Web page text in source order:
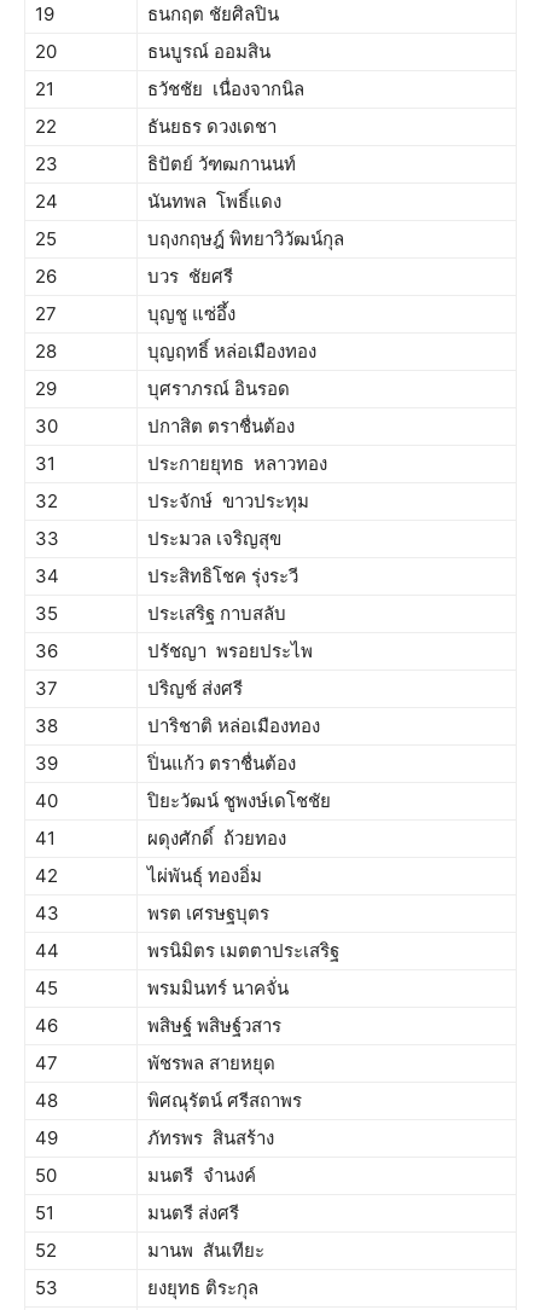
19
ธนกฤต ชัยศิลปิน
20
ธนบูรณ์ ออมสิน
21
ธวัชชัย เนื่องจากนิล
22
ธันยธร ดวงเดชา
23
ธิปัตย์ วัฑฒกานนท์
24
นันทพล โพธิ์แดง
25
บฤงกฤษฎ์ พิทยาวิวัฒน์กุล
26
บวร ชัยศรี
27
บุญชู แซ่อึ้ง
28
บุญฤทธิ์ หล่อเมืองทอง
29
บุศราภรณ์ อินรอด
30
ปกาสิต ตราชื่นต้อง
31
ประกายยุทธ หลาวทอง
32
ประจักษ์ ขาวประทุม
33
ประมวล เจริญสุข
34
ประสิทธิโชค​ รุ่ง​ระ​วี​
35
ประเสริฐ กาบสลับ
36
ปรัชญา พรอยประไพ
37
ปริญช์ ส่งศรี
38
ปาริชาติ หล่อเมืองทอง
39
ปิ่นแก้ว ตราชื่นต้อง
40
ปิยะ​วัฒน์​ ชู​พงษ์​เดโชชัย​
41
ผดุงศักดิ์ ถ้วยทอง
42
ไผ่พันธุ์ ทองอิ่ม
43
พรต เศรษฐบุตร
44
พรนิมิตร เมตตาประเสริฐ
45
พรมมินทร์ นาคจั่น
46
พสิษฐ์ พสิษฐ์วสาร
47
พัชรพล สายหยุด
48
พิศณุรัตน์ ศรีสถาพร
49
ภัทรพร สินสร้าง
50
มนตรี จำนงค์
51
มนตรี ส่งศรี
52
มานพ สันเทียะ
53
ยงยุทธ ติระกุล